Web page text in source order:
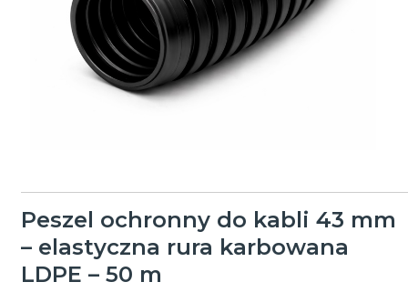
Peszel ochronny do kabli 43 mm
– elastyczna rura karbowana
LDPE – 50 m